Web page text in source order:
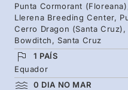
idas a terras, iremos
da sua aventura.
como tartarugas-
pinguins-das-
Punta Cormorant
Llerena Breeding Center,
Cerro Dragon (Santa
Bowditch, Santa Cruz
1 PAÍS
Equador
0 DIA NO MAR